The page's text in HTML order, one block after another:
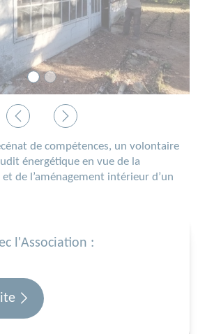
PrécédentSuivant
de compétences, un volontaire
énergétique en vue de la
de l’aménagement intérieur d’un
l'Association :